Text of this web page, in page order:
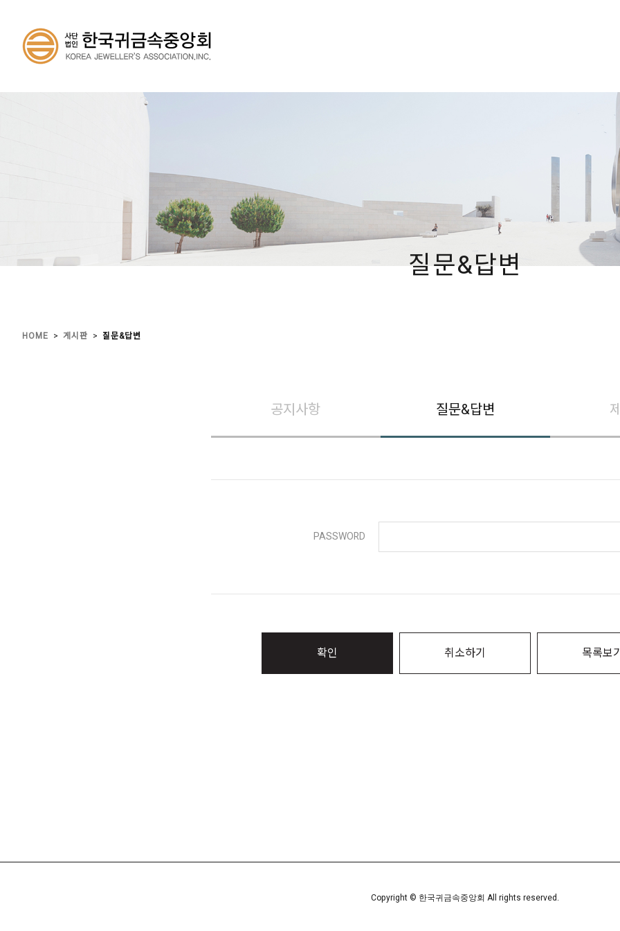
질문&답변
HOME > 게시판 > 질문&답변
공지사항 질문&답변
PASSWORD
확인 취소하기 목록보
Copyright © 한국귀금속중앙회 All rights reserved.